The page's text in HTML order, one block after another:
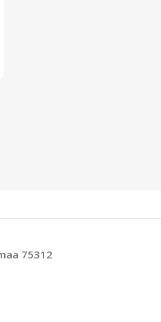
75312